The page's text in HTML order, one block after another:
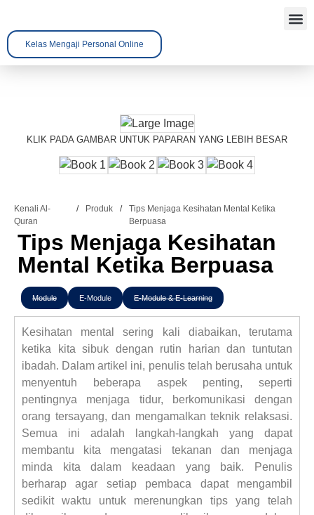
Kelas Mengaji Personal Online
KLIK PADA GAMBAR UNTUK PAPARAN YANG LEBIH BESAR
Kenali Al-
Quran
/ Produk /
Tips Menjaga Kesihatan Mental Ketika
Berpuasa
Tips Menjaga Kesihatan
Mental Ketika Berpuasa
Module E-Module E-Module & E-Learning
Kesihatan mental sering kali diabaikan, terutama
ketika kita sibuk dengan rutin harian dan tuntutan
ibadah. Dalam artikel ini, penulis telah berusaha untuk
menyentuh beberapa aspek penting, seperti
pentingnya menjaga tidur, berkomunikasi dengan
orang tersayang, dan mengamalkan teknik relaksasi.
Semua ini adalah langkah-langkah yang dapat
membantu kita mengatasi tekanan dan menjaga
minda kita dalam keadaan yang baik. Penulis
berharap agar setiap pembaca dapat mengambil
sedikit waktu untuk merenungkan tips yang telah